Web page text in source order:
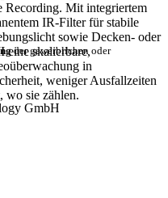
Recording. Mit integriertem
IR-Filter für stabile
sowie Decken- oder
eine skalierbare,
in
weniger Ausfallzeiten
wo sie zählen.
der gewerblichen oder
GmbH